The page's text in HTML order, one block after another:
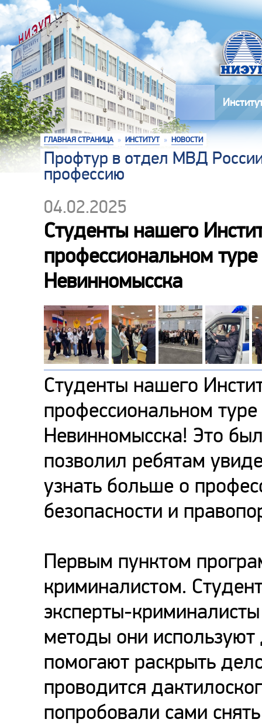
ГЛАВНАЯ СТРАНИЦА » ИНСТИТУТ » НОВОСТИ
Профтур в отдел МВД
профессию
04.02.2025
Студенты нашего
профессиональном
Невинномысска
Студенты нашего
профессиональном
Невинномысска! Это
позволил ребятам
узнать больше о
безопасности и
Первым пунктом
криминалистом.
эксперты-
методы они
помогают раскрыть
проводится
попробовали сами